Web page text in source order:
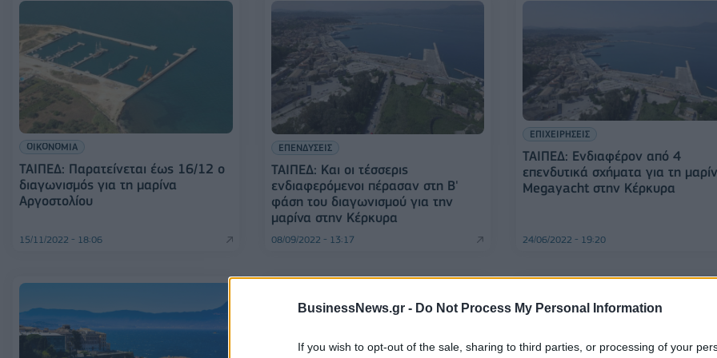
BusinessNews.gr - Do Not Process My Personal Information
If you wish to opt-out of the sale, sharing to third parties, or processing of your
ΟΙΚΟΝΟΜΙΑ
ΤΑΙΠΕΔ: Παρατείνεται έως 16/12 ο
διαγωνισμός για τη μαρίνα
Αργοστολίου
15/11/2022 - 18:06
ΕΠΕΝΔΥΣΕΙΣ
ΤΑΙΠΕΔ: Και οι τέσσερις
ενδιαφερόμενοι πέρασαν στη Β'
φάση του διαγωνισμού για την
μαρίνα στην Κέρκυρα
08/09/2022 - 13:17
ΕΠΙΧΕΙΡΗΣΕΙΣ
ΤΑΙΠΕΔ: Ενδιαφέρον από 4
επενδυτικά σχήματα για τη
Megayacht στην Κέρκυρα
24/06/2022 - 19:20
ΕΛΛΑΔΑ